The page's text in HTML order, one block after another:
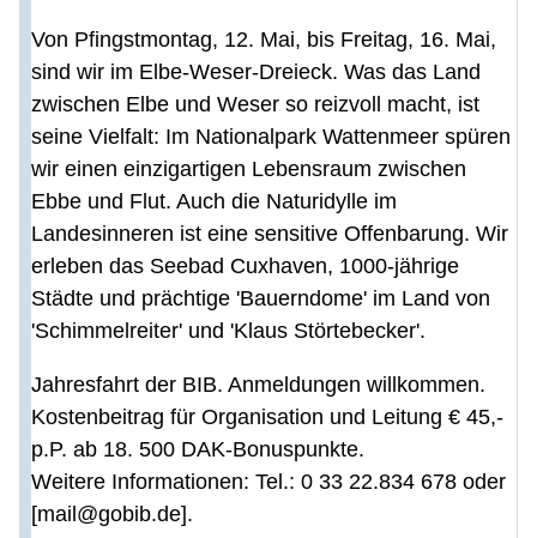
Von Pfingstmontag, 12. Mai, bis Freitag, 16. Mai,
sind wir im Elbe-Weser-Dreieck. Was das Land
zwischen Elbe und Weser so reizvoll macht, ist
seine Vielfalt: Im Nationalpark Wattenmeer spüren
wir einen einzigartigen Lebensraum zwischen
Ebbe und Flut. Auch die Naturidylle im
Landesinneren ist eine sensitive Offenbarung. Wir
erleben das Seebad Cuxhaven, 1000-jährige
Städte und prächtige 'Bauerndome' im Land von
'Schimmelreiter' und 'Klaus Störtebecker'.
Jahresfahrt der BIB. Anmeldungen willkommen.
Kostenbeitrag für Organisation und Leitung € 45,-
p.P. ab 18. 500 DAK-Bonuspunkte.
Weitere Informationen: Tel.: 0 33 22.834 678 oder
[mail@gobib.de].